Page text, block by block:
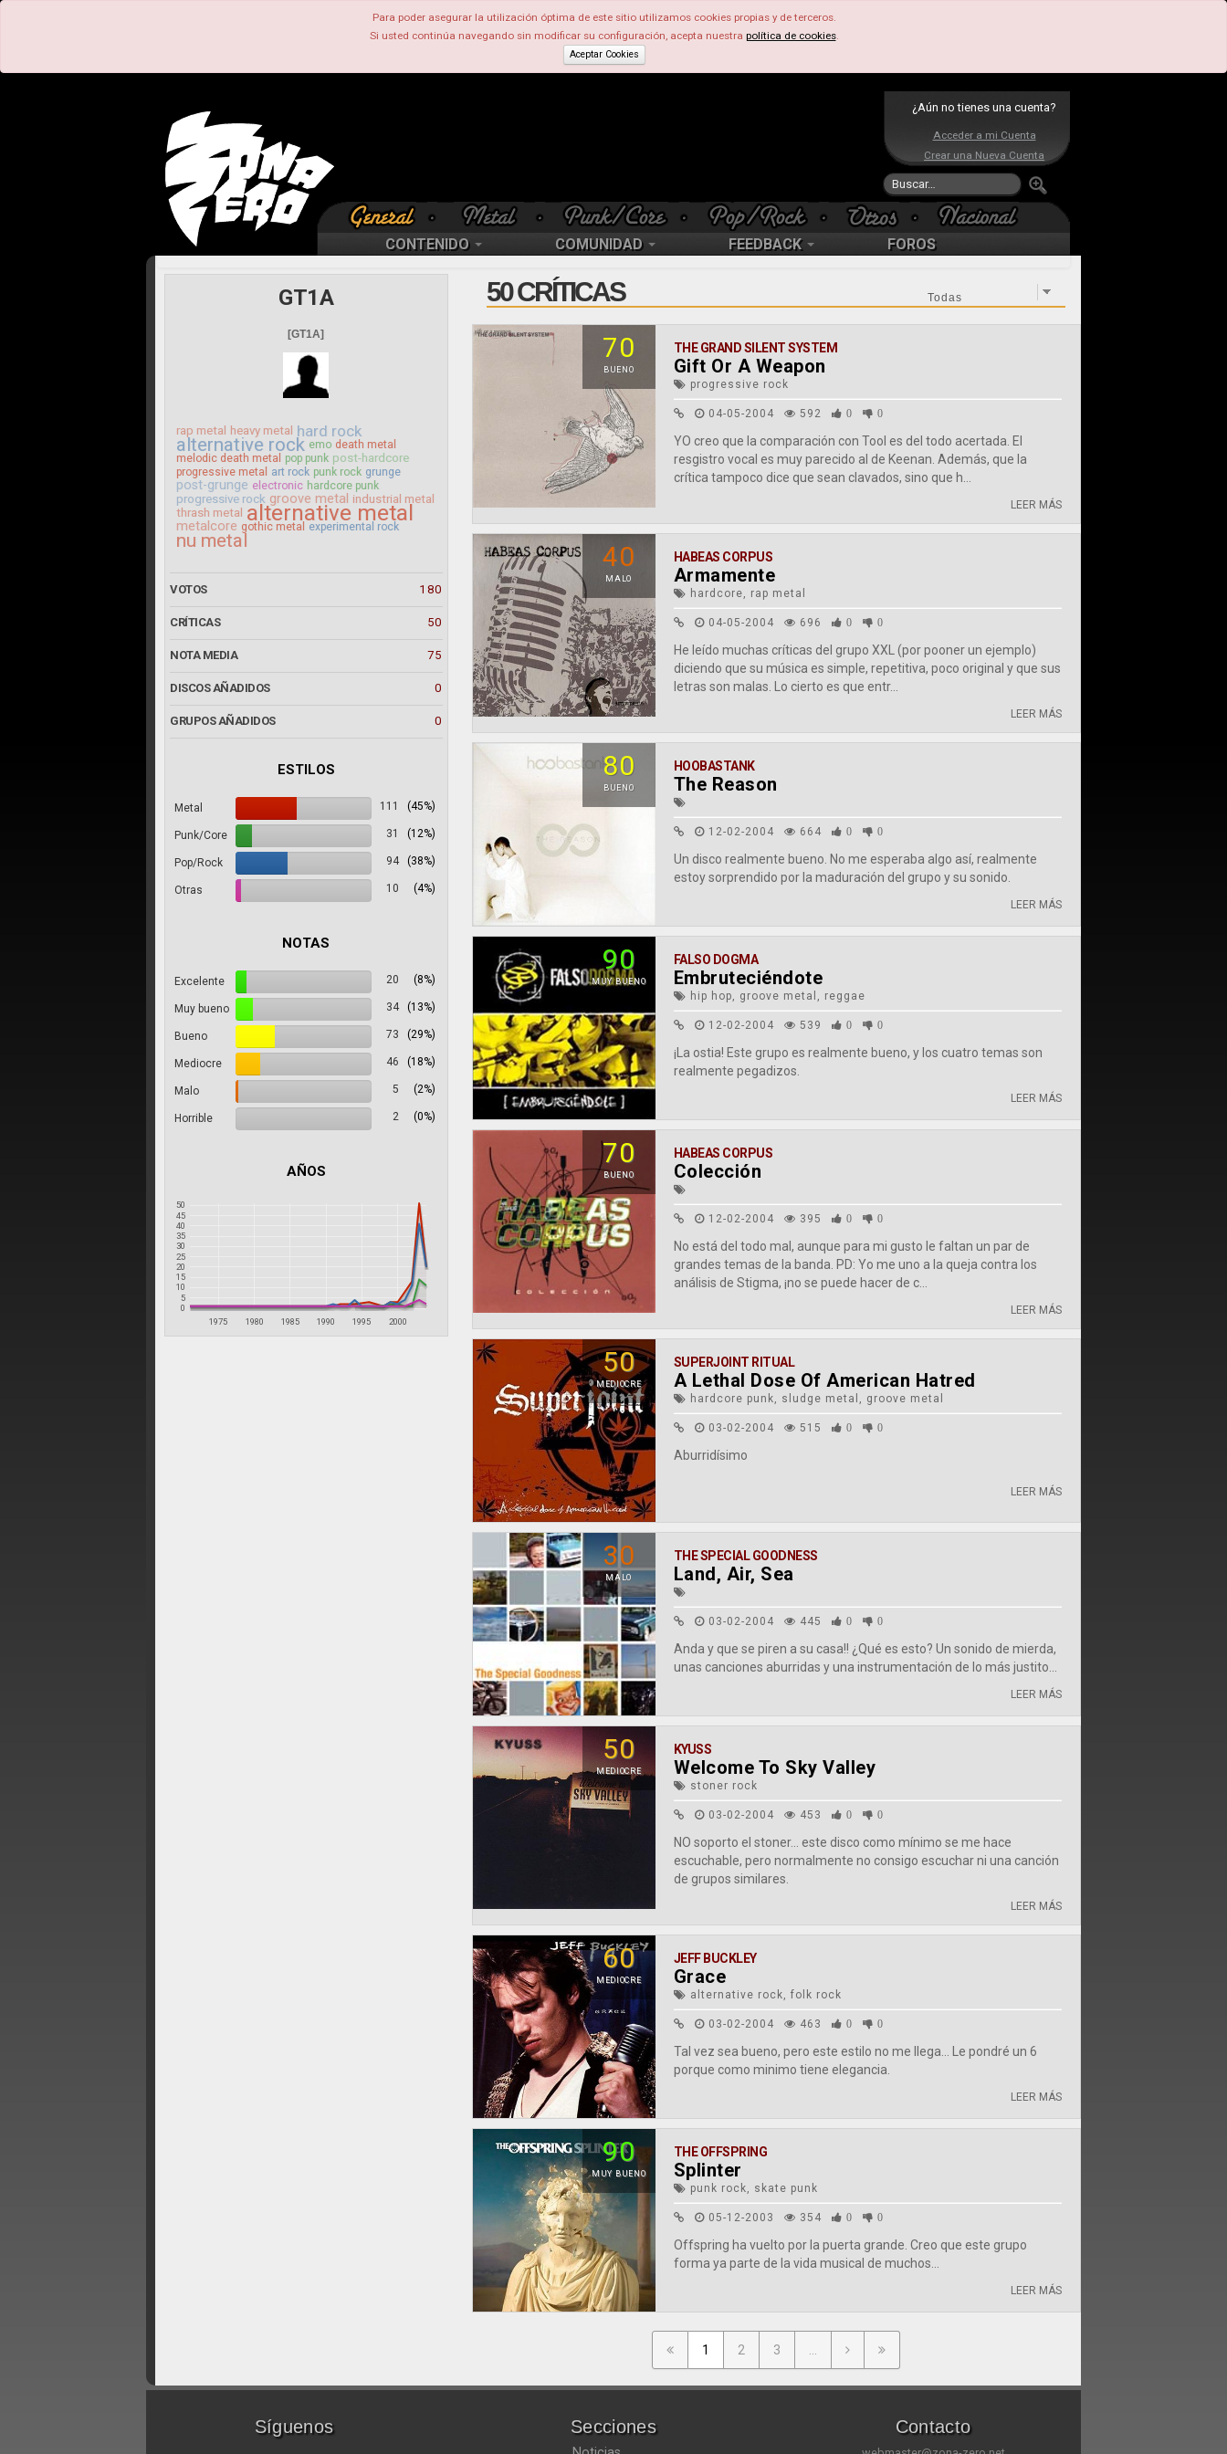
Para poder asegurar la utilización óptima de este sitio utilizamos cookies propias y de terceros.
Si usted continúa navegando sin modificar su configuración, acepta nuestra política de cookies.
Aceptar Cookies
¿Aún no tienes una cuenta?
Acceder a mi Cuenta
Crear una Nueva Cuenta
CONTENIDO COMUNIDAD FEEDBACK FOROS
GT1A
[GT1A]
rap metal heavy metal hard rock
alternative rock emo death metal
melodic death metal
pop punk post-hardcore
progressive metal art rock punk rock grunge
post-grunge electronic hardcore punk
progressive rock groove metal industrial metal
thrash metal alternative metal
metalcore gothic metal experimental rock
nu metal
VOTOS 180
CRÍTICAS 50
NOTA MEDIA 75
DISCOS AÑADIDOS 0
GRUPOS AÑADIDOS 0
ESTILOS
Metal 111 (45%)
Punk/Core 31 (12%)
Pop/Rock 94 (38%)
Otras 10 (4%)
NOTAS
Excelente 20 (8%)
Muy bueno 34 (13%)
Bueno 73 (29%)
Mediocre 46 (18%)
Malo 5 (2%)
Horrible 2 (0%)
AÑOS
1975 1980 1985 1990 1995 2000
0
5
10
15
20
25
30
35
40
45
50
50 CRÍTICAS
70
BUENO
THE GRAND SILENT SYSTEM
Gift Or A Weapon
progressive rock
04-05-2004 592 0 0
YO creo que la comparación con Tool es del todo acertada. El
resgistro vocal es muy parecido al de Keenan. Además, que la
crítica tampoco dice que sean clavados, sino que h...
LEER MÁS
40
MALO
HABEAS CORPUS
Armamente
hardcore, rap metal
04-05-2004 696 0 0
He leído muchas críticas del grupo XXL (por pooner un ejemplo)
diciendo que su música es simple, repetitiva, poco original y que sus
letras son malas. Lo cierto es que entr...
LEER MÁS
80
BUENO
HOOBASTANK
The Reason
12-02-2004 664 0 0
Un disco realmente bueno. No me esperaba algo así, realmente
estoy sorprendido por la maduración del grupo y su sonido.
LEER MÁS
90
MUY BUENO
FALSO DOGMA
Embruteciéndote
hip hop, groove metal, reggae
12-02-2004 539 0 0
¡La ostia! Este grupo es realmente bueno, y los cuatro temas son
realmente pegadizos.
LEER MÁS
70
BUENO
HABEAS CORPUS
Colección
12-02-2004 395 0 0
No está del todo mal, aunque para mi gusto le faltan un par de
grandes temas de la banda. PD: Yo me uno a la queja contra los
análisis de Stigma, ¡no se puede hacer de c...
LEER MÁS
50
MEDIOCRE
SUPERJOINT RITUAL
A Lethal Dose Of American Hatred
hardcore punk, sludge metal, groove metal
03-02-2004 515 0 0
Aburridísimo
LEER MÁS
30
MALO
THE SPECIAL GOODNESS
Land, Air, Sea
03-02-2004 445 0 0
Anda y que se piren a su casa!! ¿Qué es esto? Un sonido de mierda,
unas canciones aburridas y una instrumentación de lo más justito...
LEER MÁS
50
MEDIOCRE
KYUSS
Welcome To Sky Valley
stoner rock
03-02-2004 453 0 0
NO soporto el stoner... este disco como mínimo se me hace
escuchable, pero normalmente no consigo escuchar ni una canción
de grupos similares.
LEER MÁS
60
MEDIOCRE
JEFF BUCKLEY
Grace
alternative rock, folk rock
03-02-2004 463 0 0
Tal vez sea bueno, pero este estilo no me llega... Le pondré un 6
porque como minimo tiene elegancia.
LEER MÁS
90
MUY BUENO
THE OFFSPRING
Splinter
punk rock, skate punk
05-12-2003 354 0 0
Offspring ha vuelto por la puerta grande. Creo que este grupo
forma ya parte de la vida musical de muchos...
LEER MÁS
1 2 3
Síguenos Secciones Contacto